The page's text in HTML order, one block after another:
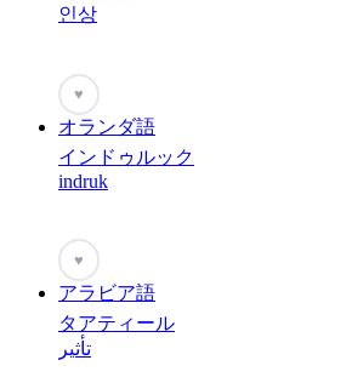
인상
♥
オランダ語
インドゥルック
indruk
♥
アラビア語
タアティール
تأثير